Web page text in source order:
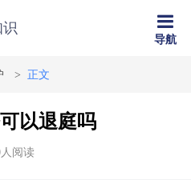
导航
正文
以退庭吗
人阅读